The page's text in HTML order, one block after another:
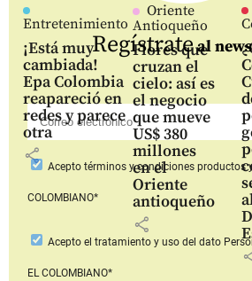
Entretenimiento
¡Está muy
cambiada!
Epa Colombia
reapareció en
redes y parece
otra
share
Oriente
Antioqueño
Flores que
cruzan el
cielo: así es
el negocio
que mueve
US$ 380
millones
en el
Oriente
antioqueño
share
Regístrateal
Aceptotérminos y condiciones productos
COLOMBIANO*
Acepto el tratamiento y uso del dato
EL COLOMBIANO*